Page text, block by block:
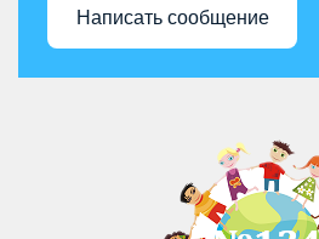
Написать сообщение